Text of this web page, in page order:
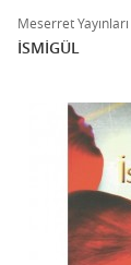
Meserret Yayınları
İSMİGÜL